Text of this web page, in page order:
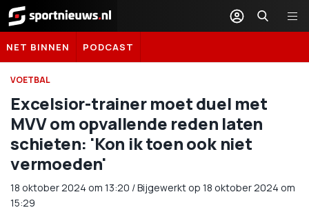
Sportnieuws.nl
NET BINNEN PODCAST
VOETBAL
Excelsior-trainer moet duel met
MVV om opvallende reden laten
schieten: 'Kon ik toen ook niet
vermoeden'
18 oktober 2024 om 13:20 /Bijgewerkt op 18 oktober 2024 om
15:29